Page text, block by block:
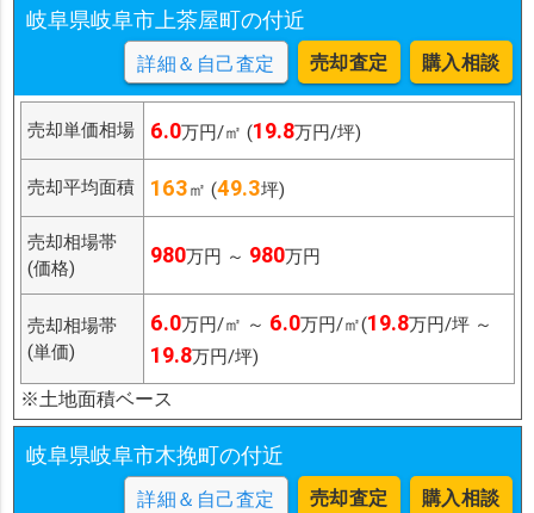
岐阜県岐阜市上茶屋町の付近
詳細＆自己査定 売却査定 購入相談
売却単価相場 6.0万円/㎡ (19.8万円/坪)
売却平均面積 163㎡ (49.3坪)
売却相場帯
(価格)
980万円 ～ 980万円
売却相場帯
(単価)
6.0万円/㎡ ～ 6.0万円/㎡(19.8万円/坪 ～
19.8万円/坪)
※土地面積ベース
岐阜県岐阜市木挽町の付近
詳細＆自己査定 売却査定 購入相談